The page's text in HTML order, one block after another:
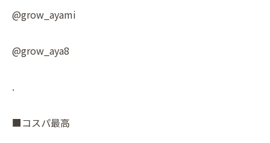
@grow_ayami
@grow_aya8
.
■コスパ最高